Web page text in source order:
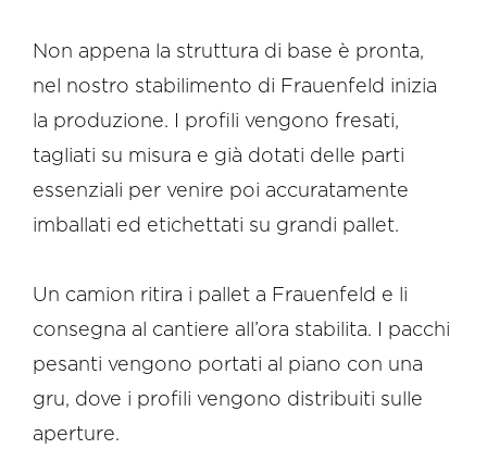
Non appena la struttura di base è pronta,
nel nostro stabilimento di Frauenfeld inizia
la produzione. I profili vengono fresati,
tagliati su misura e già dotati delle parti
essenziali per venire poi accuratamente
imballati ed etichettati su grandi pallet.
Un camion ritira i pallet a Frauenfeld e li
consegna al cantiere all’ora stabilita. I pacchi
pesanti vengono portati al piano con una
gru, dove i profili vengono distribuiti sulle
aperture.